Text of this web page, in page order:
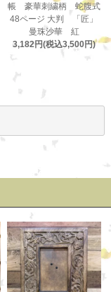
帳 豪華刺繍柄 蛇腹式
48ページ 大判 「匠」
曼珠沙華 紅
3,182円(税込3,500円)